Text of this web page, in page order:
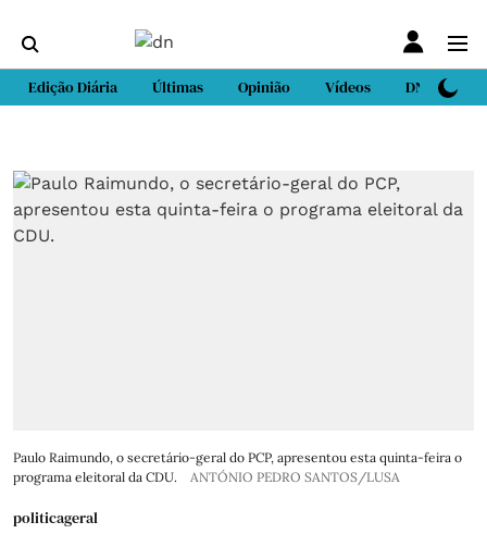
Edição Diária Últimas Opinião Vídeos DN Sport
Paulo Raimundo, o secretário-geral do PCP, apresentou esta quinta-feira o
programa eleitoral da CDU.
ANTÓNIO PEDRO SANTOS/LUSA
politicageral